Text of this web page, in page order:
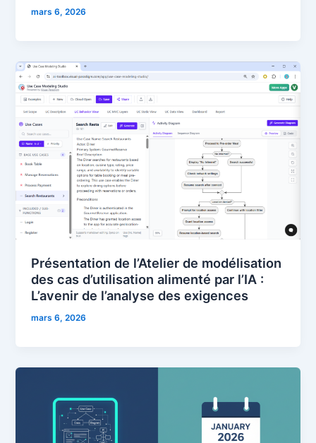
mars 6, 2026
Présentation de l’Atelier de modélisation
des cas d’utilisation alimenté par l’IA :
L’avenir de l’analyse des exigences
mars 6, 2026